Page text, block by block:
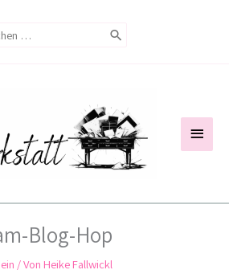
Blog-Hop
/ Von Heike Fallwickl